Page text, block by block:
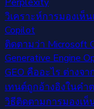
วิเคราะห์การมองเ
Copilot
ติดตามว่า Microsoft
Generative Engine
GEO คืออะไร ต่างจ
เทนต์ถูกอ้างอิงในคำ
วิธีติดตามการมองเห็